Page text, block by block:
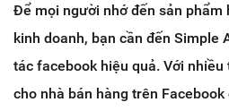
Để mọi người nhớ đến sản phẩm
kinh doanh, bạn cần đến Simple
tác facebook hiệu quả. Với nhiều
cho nhà bán hàng trên